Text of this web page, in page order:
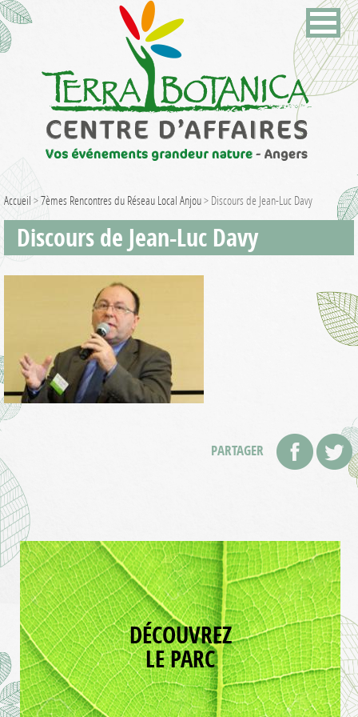
Accueil >7èmes Rencontres du Réseau Local Anjou> Discours de Jean-Luc Davy
Discours de Jean-Luc Davy
PARTAGER
DÉCOUVREZ
LE PARC